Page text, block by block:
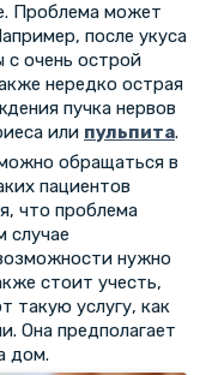
Проблема может
после укуса
с очень острой
нередко острая
пучка нервов
или пульпита.
обращаться в
пациентов
что проблема
случае
нужно
стоит учесть,
такую услугу, как
Она предполагает
дом.